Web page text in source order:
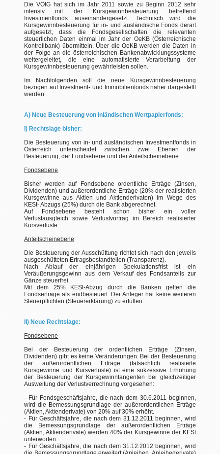
Die VÖIG hat sich im Jahr 2011 sowie zu Beginn 2012 sehr
intensiv mit der Kursgewinnbesteuerung betreffend
Investmentfonds auseinandergesetzt. Technisch wird die
Kursgewinnbesteuerung für in- und ausländische Fonds derart
aufgesetzt, dass die Fondsgesellschaften die relevanten
steuerlichen Daten einmal im Jahr der OeKB (Österreichische
Kontrollbank) übermitteln. Über die OeKB werden die Daten in
der Folge an die österreichischen Bankenabwicklungssysteme
weitergeleitet, die eine automatisierte Verarbeitung der
Kursgewinnbesteuerung gewährleisten sollen.
Im Nachfolgenden soll die neue Kursgewinnbesteuerung
bezogen auf Investment- und Immobilienfonds näher dargestellt
werden:
A) Neue Besteuerung von inländischen Wertpapierfonds:
I) Rechtslage bisher:
Die Besteuerung von in- und ausländischen Investmentfonds in
Österreich unterscheidet zwischen zwei Ebenen der
Besteuerung, der Fondsebene und der Anteilscheinebene.
Fondsebene
Bisher werden auf Fondsebene ordentliche Erträge (Zinsen,
Dividenden) und außerordentliche Erträge (20% der realisierten
Kursgewinne aus Aktien und Aktienderivaten) im Wege des
KESt- Abzugs (25%) durch die Bank abgerechnet.
Auf Fondsebene besteht schon bisher ein voller
Verlustausgleich sowie Verlustvortrag im Bereich realisierter
Kursverluste.
Anteilscheinebene
Die Besteuerung der Ausschüttung richtet sich nach den jeweils
ausgeschütteten Ertragsbestandteilen (Transparenz).
Nach Ablauf der einjährigen Spekulationsfrist ist ein
Veräußerungsgewinn aus dem Verkauf des Fondsanteils zur
Gänze steuerfrei.
Mit dem 25% KESt-Abzug durch die Banken gelten die
Fondserträge als endbesteuert. Der Anleger hat keine weiteren
Steuerpflichten (Steuererklärung) zu erfüllen.
II) Neue Rechtslage:
Fondsebene
Bei der Besteuerung der ordentlichen Erträge (Zinsen,
Dividenden) gibt es keine Veränderungen. Bei der Besteuerung
der außerordentlichen Erträge (tatsächlich realisierte
Kursgewinne und Kursverluste) ist eine sukzessive Erhöhung
der Besteuerung der Kursgewinntangenten bei gleichzeitiger
Ausweitung der Verlustverrechnung vorgesehen:
- Für Fondsgeschäftsjahre, die nach dem 30.6.2011 beginnen,
wird die Bemessungsgrundlage der außerordentlichen Erträge
(Aktien, Aktienderivate) von 20% auf 30% erhöht.
- Für Geschäftsjahre, die nach dem 31.12.2011 beginnen, wird
die Bemessungsgrundlage der außerordentlichen Erträge
(Aktien, Aktienderivate) werden 40% der Kursgewinne der KESt
unterworfen.
- Für Geschäftsjahre, die nach dem 31.12.2012 beginnen, wird